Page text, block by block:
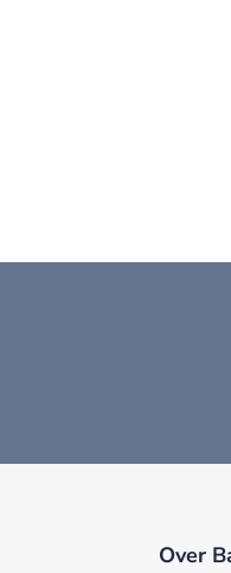
Over